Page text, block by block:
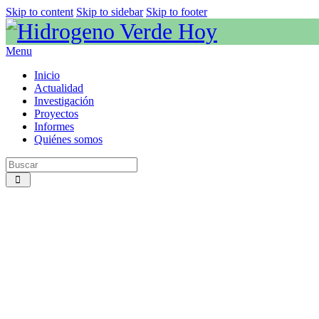
Skip to content Skip to sidebar Skip to footer
Menu
Inicio
Actualidad
Investigación
Proyectos
Informes
Quiénes somos